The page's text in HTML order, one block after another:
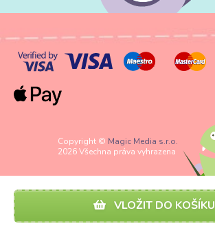
VLOŽIT DO KOŠÍKU
Copyright © Magic Media s.r.o.
2026 Všechna práva vyhrazena